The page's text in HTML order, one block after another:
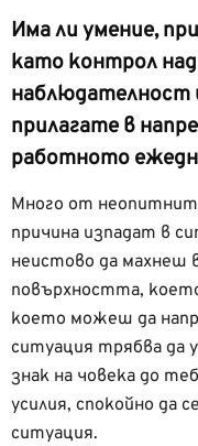
Има ли умение,
като контрол
наблюдателност
прилагате в
работното
Много от
причина изпадат в
неистово да махнеш
повърхността,
което можеш да
ситуация трябва да
знак на човека до
усилия, спокойно да
ситуация.